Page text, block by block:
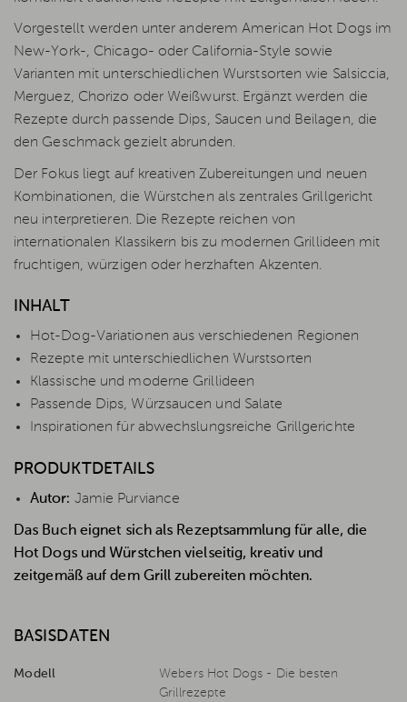
Vorgestellt werden unter anderem American Hot Dogs im
New-York-, Chicago- oder California-Style sowie
Varianten mit unterschiedlichen Wurstsorten wie Salsiccia,
Merguez, Chorizo oder Weißwurst. Ergänzt werden die
Rezepte durch passende Dips, Saucen und Beilagen, die
den Geschmack gezielt abrunden.
Der Fokus liegt auf kreativen Zubereitungen und neuen
Kombinationen, die Würstchen als zentrales Grillgericht
neu interpretieren. Die Rezepte reichen von
internationalen Klassikern bis zu modernen Grillideen mit
fruchtigen, würzigen oder herzhaften Akzenten.
INHALT
Hot-Dog-Variationen aus verschiedenen Regionen
Rezepte mit unterschiedlichen Wurstsorten
Klassische und moderne Grillideen
Passende Dips, Würzsaucen und Salate
Inspirationen für abwechslungsreiche Grillgerichte
PRODUKTDETAILS
Autor: Jamie Purviance
Das Buch eignet sich als Rezeptsammlung für alle, die
Hot Dogs und Würstchen vielseitig, kreativ und
zeitgemäß auf dem Grill zubereiten möchten.
BASISDATEN
Modell
Webers Hot Dogs - Die besten
Grillrezepte